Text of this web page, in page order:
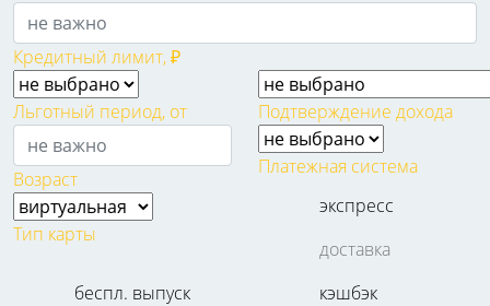
Кредитный лимит, ₽
Льготный период, от Подтверждение дохода
Возраст
Платежная система
Тип карты
экспресс
доставка
беспл. выпуск
кэшбэк